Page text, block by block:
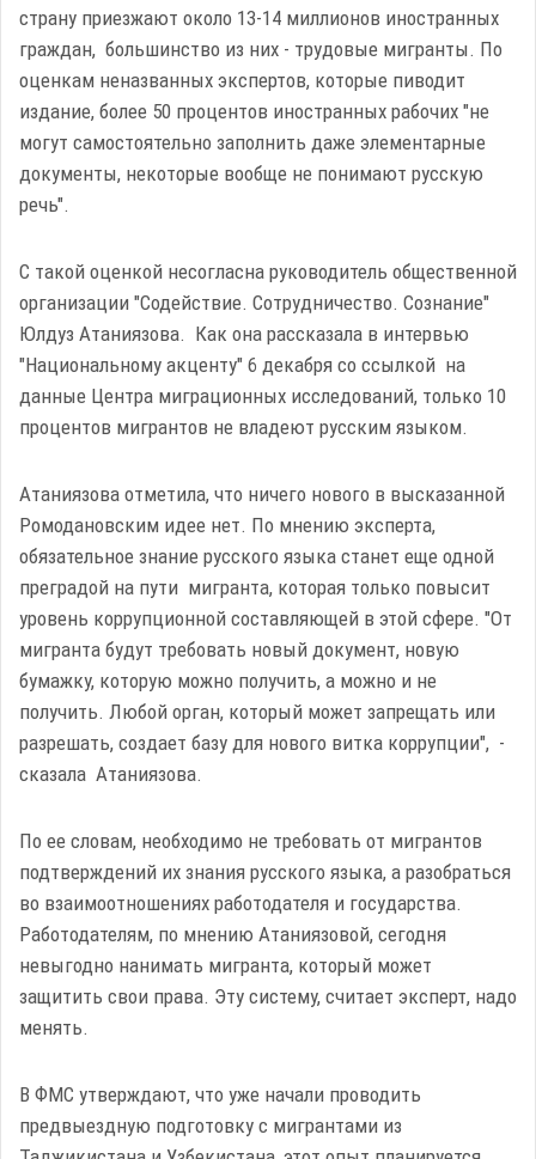
страну приезжают около 13-14 миллионов иностранных
граждан, большинство из них - трудовые мигранты. По
оценкам неназванных экспертов, которые пиводит
издание, более 50 процентов иностранных рабочих "не
могут самостоятельно заполнить даже элементарные
документы, некоторые вообще не понимают русскую
речь".
С такой оценкой несогласна руководитель общественной
организации "Содействие. Сотрудничество. Сознание"
Юлдуз Атаниязова. Как она рассказала в интервью
"Национальному акценту" 6 декабря со ссылкой на
данные Центра миграционных исследований, только 10
процентов мигрантов не владеют русским языком.
Атаниязова отметила, что ничего нового в высказанной
Ромодановским идее нет. По мнению эксперта,
обязательное знание русского языка станет еще одной
преградой на пути мигранта, которая только повысит
уровень коррупционной составляющей в этой сфере. "От
мигранта будут требовать новый документ, новую
бумажку, которую можно получить, а можно и не
получить. Любой орган, который может запрещать или
разрешать, создает базу для нового витка коррупции", -
сказала Атаниязова.
По ее словам, необходимо не требовать от мигрантов
подтверждений их знания русского языка, а разобраться
во взаимоотношениях работодателя и государства.
Работодателям, по мнению Атаниязовой, сегодня
невыгодно нанимать мигранта, который может
защитить свои права. Эту систему, считает эксперт, надо
менять.
В ФМС утверждают, что уже начали проводить
предвыездную подготовку с мигрантами из